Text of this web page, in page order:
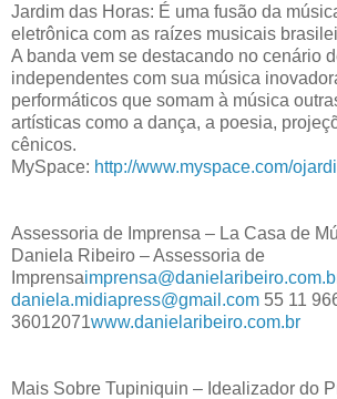
Jardim das Horas: É uma fusão da
eletrônica com as raízes musicais
A banda vem se destacando no cenário
independentes com sua música
performáticos que somam à música
artísticas como a dança, a poesia,
cênicos.
MySpace: http://www.myspace.com/
Assessoria de Imprensa – La Casa de
Daniela Ribeiro – Assessoria de
Imprensa
daniela.midiapress@gmail.com 55 11
36012071www.danielaribeiro.com.br
Mais Sobre Tupiniquin – Idealizador do